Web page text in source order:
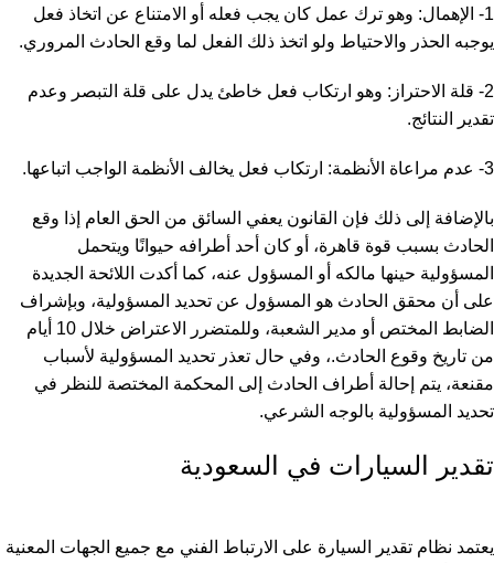
1- الإهمال: وهو ترك عمل كان يجب فعله أو الامتناع عن اتخاذ فعل
يوجبه الحذر والاحتياط ولو اتخذ ذلك الفعل لما وقع الحادث المروري.
2- قلة الاحتراز: وهو ارتكاب فعل خاطئ يدل على قلة التبصر وعدم
تقدير النتائج.
3- عدم ‏مراعاة الأنظمة:‏ ارتكاب فعل يخالف الأنظمة الواجب اتباعها.
بالإضافة إلى ذلك فإن القانون يعفي السائق من الحق العام إذا وقع
الحادث بسبب قوة ‏قاهرة، أو كان أحد أطرافه حيوانًا ويتحمل
المسؤولية حينها مالكه أو ‏المسؤول عنه، كما أكدت اللائحة الجديدة
على أن محقق الحادث هو المسؤول عن تحديد ‏المسؤولية، وبإشراف
الضابط المختص أو مدير الشعبة، ‏وللمتضرر الاعتراض خلال 10 أيام
من تاريخ وقوع الحادث.، وفي حال تعذر تحديد المسؤولية لأسباب
مقنعة، يتم ‏إحالة أطراف الحادث إلى المحكمة المختصة للنظر في
تحديد ‏المسؤولية بالوجه الشرعي.‏
تقدير السيارات في السعودية
يعتمد نظام تقدير السيارة على الارتباط الفني مع جميع الجهات المعنية